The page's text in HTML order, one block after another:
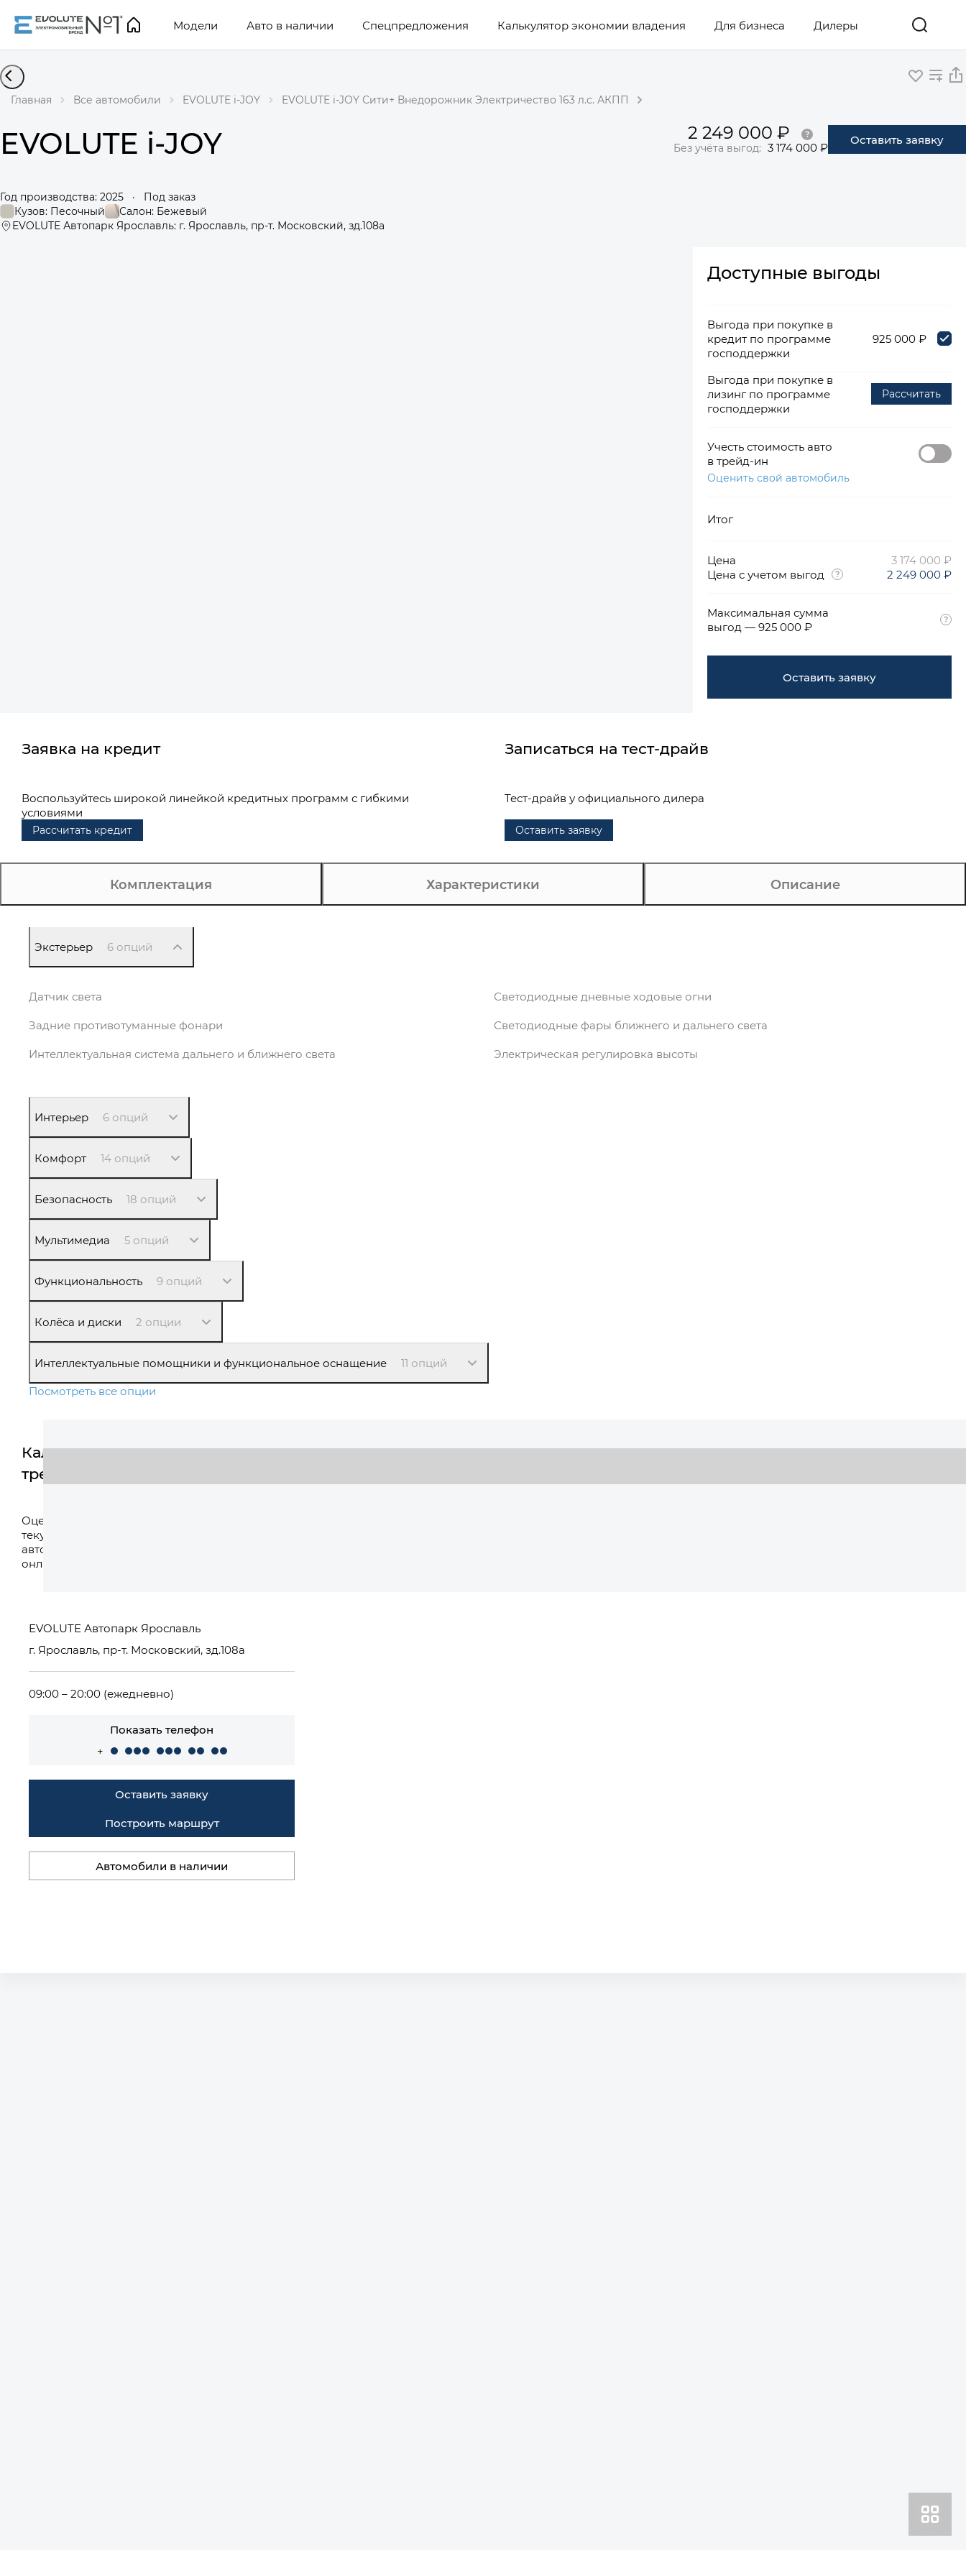
Модели Авто в наличии Спецпредложения Калькулятор экономии владения Для бизнеса Дилеры
Главная Все автомобили EVOLUTE i-JOY EVOLUTE i-JOY Сити+ Внедорожник Электричество 163 л.с. АКПП
EVOLUTE i-JOY
Год производства: 2025 ·
Под заказ
Кузов: Песочный
Салон: Бежевый
EVOLUTE Автопарк Ярославль: г. Ярославль, пр-т. Московский, зд.108а
2 249 000 ₽
Без учёта выгод: 3 174 000 ₽
Оставить заявку
Доступные выгоды
Выгода при покупке в
кредит по программе
господдержки
925 000 ₽
Выгода при покупке в
лизинг по программе
господдержки
Рассчитать
Учесть стоимость авто
в трейд-ин
Оценить свой автомобиль
Итог
Цена
3 174 000 ₽
Цена с учетом выгод
2 249 000 ₽
Максимальная сумма
выгод — 925 000 ₽
Оставить заявку
Заявка на кредит
Воспользуйтесь широкой линейкой кредитных программ с гибкими
условиями
Рассчитать кредит
Записаться на тест-драйв
Тест-драйв у официального дилера
Оставить заявку
Комплектация Характеристики Описание
Экстерьер 6 опций
Датчик света
Задние противотуманные фонари
Интеллектуальная система дальнего и ближнего света
Светодиодные дневные ходовые огни
Светодиодные фары ближнего и дальнего света
Электрическая регулировка высоты
Интерьер 6 опций
Комфорт 14 опций
Безопасность 18 опций
Мультимедиа 5 опций
Функциональность 9 опций
Колёса и диски 2 опции
Интеллектуальные помощники и функциональное оснащение
11 опций
Посмотреть все опции
Калькулятор
трейд-ин
Оцените свой
текущий
автомобиль
онлайн
EVOLUTE Автопарк Ярославль
г. Ярославль, пр-т. Московский, зд.108а
09:00 – 20:00 (ежедневно)
Показать телефон
+
Оставить заявку
Построить маршрут
Автомобили в наличии